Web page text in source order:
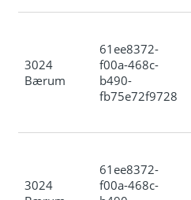
3024
Bærum
61ee8372-
f00a-468c-
b490-
fb75e72f9728
3024
61ee8372-
f00a-468c-